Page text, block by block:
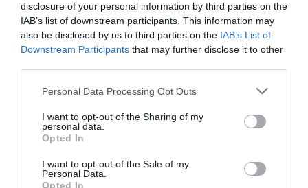
disclosure of your personal information by third parties on the
IAB’s list of downstream participants. This information may
also be disclosed by us to third parties on the IAB’s List of
Downstream Participants that may further disclose it to other
Please note that this website/app uses one or more Google
not limited to your visit or usage behaviour. You may click to
grant or deny consent to Google and its third-party tags to
use your data for below specified purposes in below Google
consent section.
Personal Data Processing Opt Outs
I want to opt-out of the Sharing of my
personal data.
Opted In
I want to opt-out of the Sale of my
Personal Data.
Opted In